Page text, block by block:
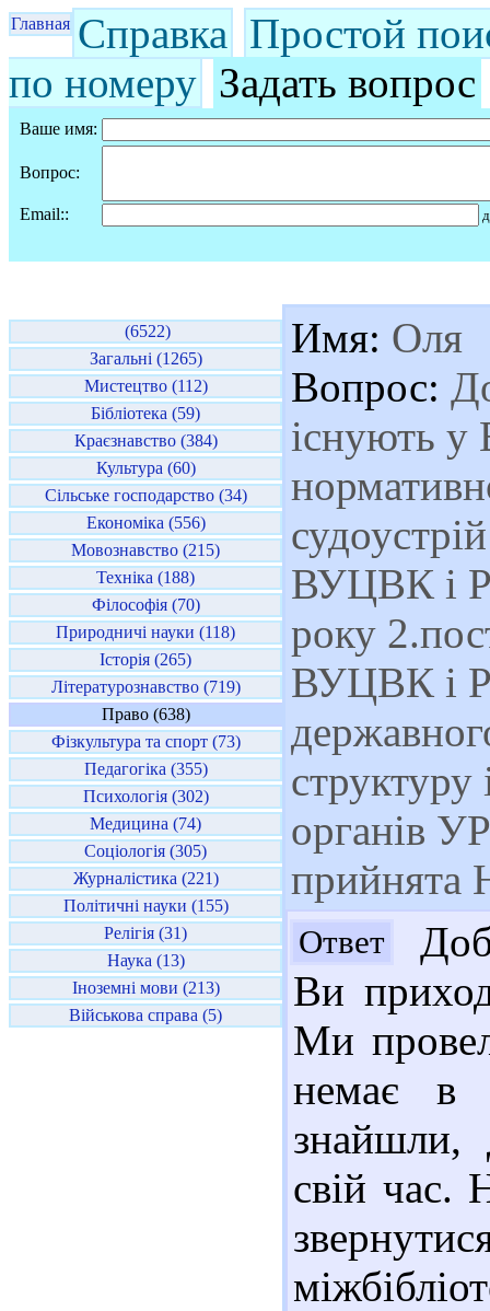
Главная Справка Простой
по номеру Задать вопрос
Ваше имя:
Вопрос:
Email::
(6522)
Загальні (1265)
Мистецтво (112)
Бібліотека (59)
Краєзнавство (384)
Культура (60)
Сільське господарство (34)
Економіка (556)
Мовознавство (215)
Техніка (188)
Філософія (70)
Природничі науки (118)
Історія (265)
Літературознавство (719)
Право (638)
Фізкультура та спорт (73)
Педагогіка (355)
Психологія (302)
Медицина (74)
Соціологія (305)
Журналістика (221)
Політичні науки (155)
Релігія (31)
Наука (13)
Іноземні мови (213)
Військова справа (5)
Имя: Оля
Вопрос:
існують у
ВУЦВК і
року
ВУЦВК і
структуру
органів
Ответ
Ви
Ми
немає в
знайшли,
свій час.